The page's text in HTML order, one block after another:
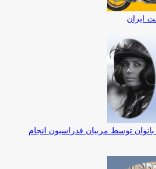
ایران
توسط مربیان فدراسیون انجام